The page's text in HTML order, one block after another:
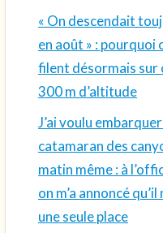
« On descendait
en août » : pourquoi
filent désormais sur
300 m d’altitude
J’ai voulu
catamaran des
matin même : à
on m’a annoncé
une seule place